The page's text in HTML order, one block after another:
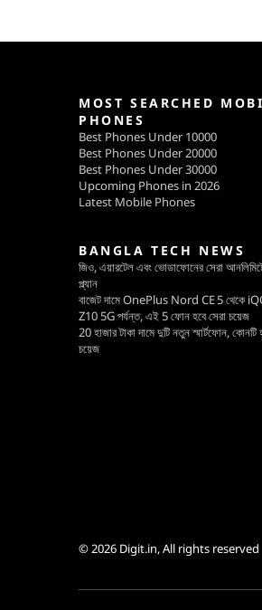
MOST SEARCHED
PHONES
Best Phones Under 10000
Best Phones Under 20000
Best Phones Under 30000
Upcoming Phones in 2026
Latest Mobile Phones
BANGLA TECH NEWS
জিও, এয়ারটেল এবং ভোডাফোনের সেরা
প্ল্যান
বাজেট দামে OnePlus Nord CE 5 থেকে
Z10 5G পর্যন্ত, এই 5 ফোন হবে সেরা চয়েজ
20 হাজার টাকা দামে দুটি নতুন স্মার্টফোন, কোনটি
চয়েজ
© 2026 Digit.in, All rights reserved